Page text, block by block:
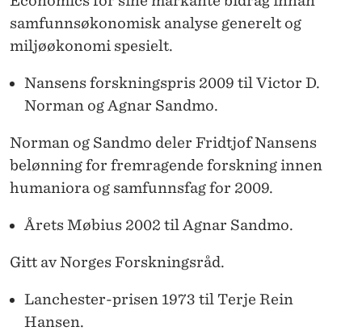
G
S
P
S
A
R
T
samfunnsøkonomisk analyse generelt og
miljøøkonomi spesielt.
Nansens forskningspris 2009 til Victor D.
Norman og Agnar Sandmo.
Norman og Sandmo deler Fridtjof Nansens
belønning for fremragende forskning innen
humaniora og samfunnsfag for 2009.
Årets Møbius 2002 til Agnar Sandmo.
Gitt av Norges Forskningsråd.
Lanchester-prisen 1973 til Terje Rein
Hansen.